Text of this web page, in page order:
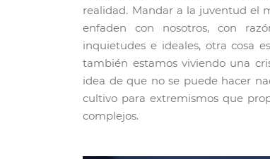
realidad. Mandar a la juventud el
enfaden con nosotros, con
inquietudes e ideales, otra cosa
también estamos viviendo una
idea de que no se puede hacer
cultivo para extremismos que
complejos.